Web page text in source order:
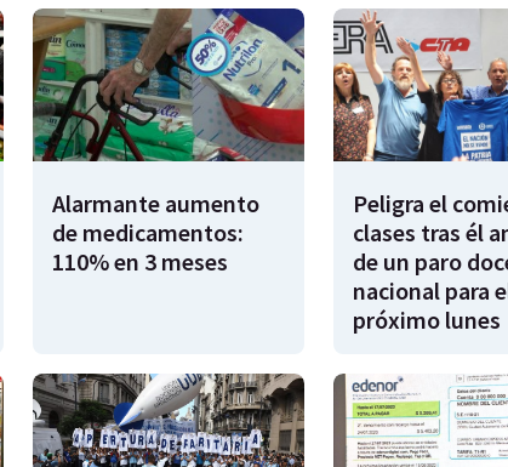
Alarmante aumento
de medicamentos:
110% en 3 meses
Peligra el
clases tras él
de un paro
nacional para
próximo lunes